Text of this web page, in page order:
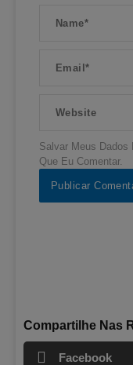
Salvar Meus Dados
Que Eu Comentar.
Compartilhe Nas
Facebook